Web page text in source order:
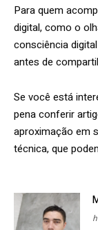
Para quem
digital, como o
consciência
antes de
Se você está
pena conferir
aproximação em
técnica, que